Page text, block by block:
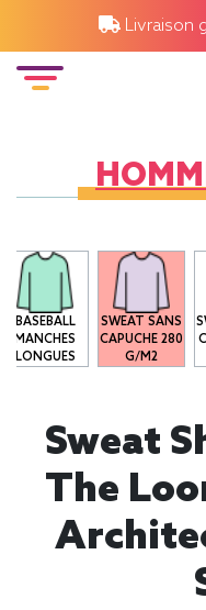
Livraison
BASEBALL
MANCHES
LONGUES
SWEAT SANS
CAPUCHE 280
G/M2
Sweat
The